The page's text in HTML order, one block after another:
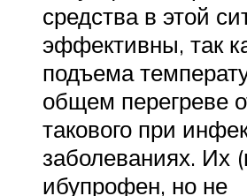
средства в этой
эффективны, так
подъема
общем перегреве
такового при
заболеваниях. Их
ибупрофен, но не